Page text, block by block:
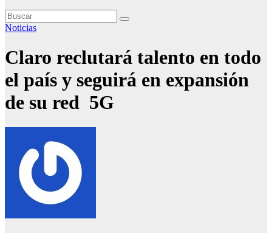
Noticias
Claro reclutará talento en todo
el país y seguirá en expansión
de su red 5G